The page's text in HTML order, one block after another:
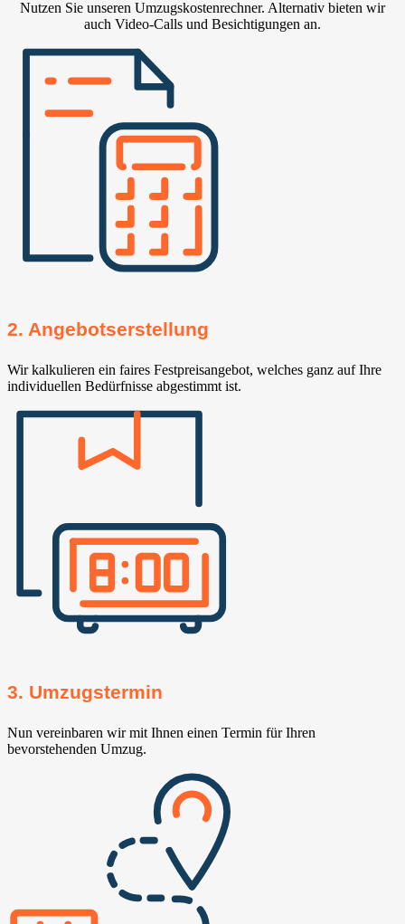
Nutzen Sie unseren Umzugskostenrechner. Alternativ bieten wir
auch Video-Calls und Besichtigungen an.
2. Angebotserstellung
Wir kalkulieren ein faires Festpreisangebot, welches ganz auf Ihre
individuellen Bedürfnisse abgestimmt ist.
3. Umzugstermin
Nun vereinbaren wir mit Ihnen einen Termin für Ihren
bevorstehenden Umzug.